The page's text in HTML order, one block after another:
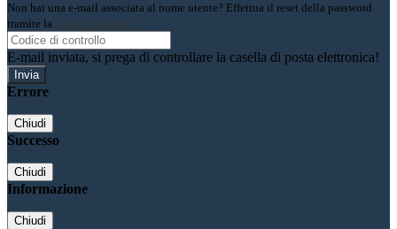
Non hai una e-mail associata al nome utente? Effettua il reset della password
tramite la Login Spaggiari
E-mail inviata, si prega di controllare la casella di posta elettronica!
Errore
Chiudi
Successo
Chiudi
Informazione
Chiudi